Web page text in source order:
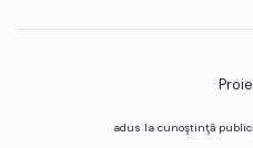
adus la cunoştinţă